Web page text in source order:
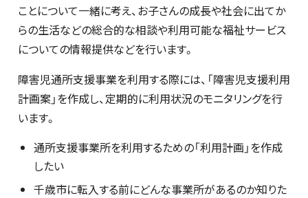
ことについて一緒に考え、お子さんの成長や社会に出てか
らの生活などの総合的な相談や利用可能な福祉サービス
についての情報提供などを行います。
障害児通所支援事業を利用する際には、「障害児支援利用
計画案」を作成し、定期的に利用状況のモニタリングを行
います。
通所支援事業所を利用するための「利用計画」を作成
したい
千歳市に転入する前にどんな事業所があるのか知りた